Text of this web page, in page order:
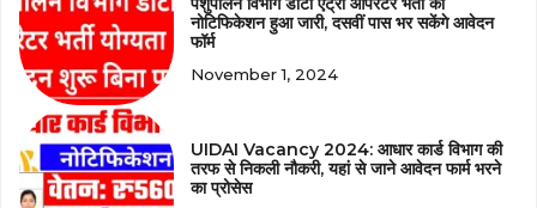
नोटिफिकेशन हुआ जारी, दसवीं पास भर सकेंगे आवेदन
फॉर्म
November 1, 2024
UIDAI Vacancy 2024: आधार कार्ड विभाग की
तरफ से निकली नौकरी, यहां से जाने आवेदन फार्म भरने
का प्रोसेस